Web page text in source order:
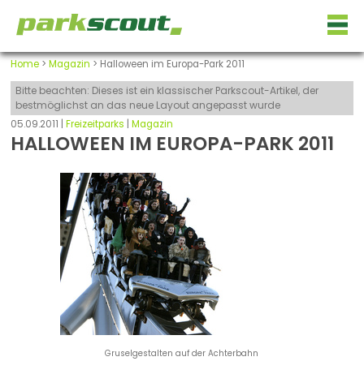
Home> Magazin > Halloween im Europa-Park 2011
Bitte beachten: Dieses ist ein klassischer Parkscout-Artikel, der
bestmöglichst an das neue Layout angepasst wurde
05.09.2011 | Freizeitparks Magazin
HALLOWEEN IM EUROPA-PARK 2011
Gruselgestalten auf der Achterbahn